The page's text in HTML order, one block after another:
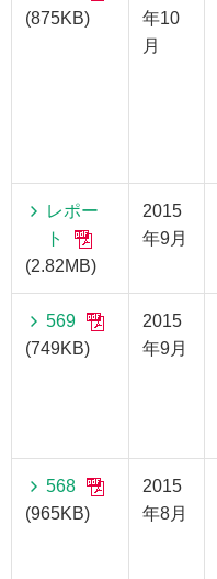
(875KB)
年10
月
レポー
ト
(2.82MB)
2015
年9月
569
(749KB)
2015
年9月
568
(965KB)
2015
年8月